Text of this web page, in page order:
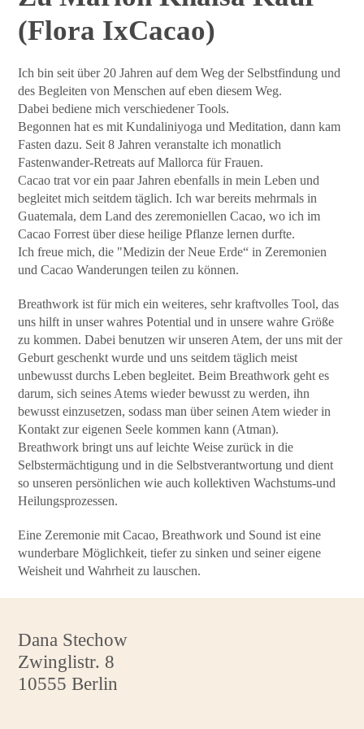
(Flora IxCacao)
Ich bin seit über 20 Jahren auf dem Weg der Selbstfindung und
des Begleiten von Menschen auf eben diesem Weg.
Dabei bediene mich verschiedener Tools.
Begonnen hat es mit Kundaliniyoga und Meditation, dann kam
Fasten dazu. Seit 8 Jahren veranstalte ich monatlich
Fastenwander-Retreats auf Mallorca für Frauen.
Cacao trat vor ein paar Jahren ebenfalls in mein Leben und
begleitet mich seitdem täglich.Ich war bereits mehrmals in
Guatemala, dem Land des zeremoniellen Cacao, wo ich im
Cacao Forrest über diese heilige Pflanze lernen durfte.
Ich freue mich, die "Medizin der Neue Erde“ in Zeremonien
und Cacao Wanderungen teilen zu können.
Breathwork ist für mich ein weiteres, sehr kraftvolles Tool, das
uns hilft in unser wahres Potential und in unsere wahre Größe
zu kommen.Dabei benutzen wir unseren Atem, der uns mit der
Geburt geschenkt wurde und uns seitdem täglich meist
unbewusst durchs Leben begleitet.Beim Breathwork geht es
darum, sich seines Atems wieder bewusst zu werden, ihn
bewusst einzusetzen, sodass man über seinen Atem wieder in
Kontakt zur eigenen Seele kommen kann (Atman).
Breathwork bringt uns auf leichte Weise zurück in die
Selbstermächtigung und in die Selbstverantwortung und dient
so unseren persönlichen wie auch kollektiven Wachstums-und
Heilungsprozessen.
Eine Zeremonie mit Cacao, Breathwork und Sound ist eine
wunderbare Möglichkeit, tiefer zu sinken und seiner eigene
Weisheit und Wahrheit zu lauschen.
Dana Stechow
Zwinglistr. 8
10555 Berlin